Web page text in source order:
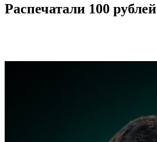
Распечатали 100 рублей